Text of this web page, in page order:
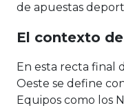
de apuestas
El contexto
En esta recta final
Oeste se define
Equipos como los